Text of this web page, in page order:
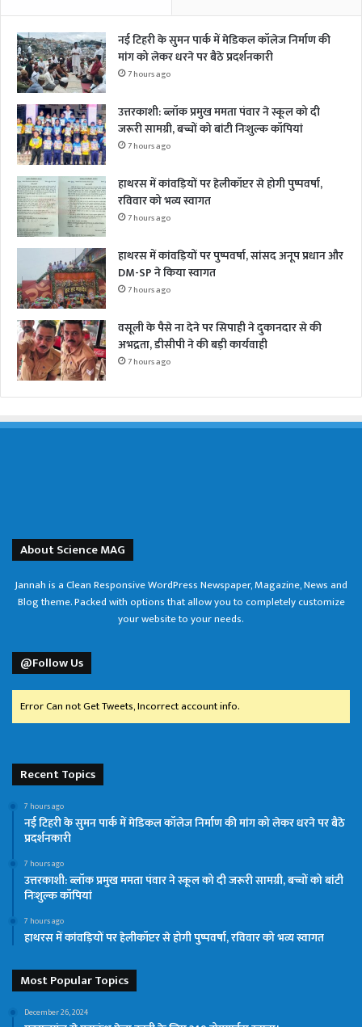
नई टिहरी के सुमन पार्क में मेडिकल कॉलेज निर्माण की
मांग को लेकर धरने पर बैठे प्रदर्शनकारी
7 hours ago
उत्तरकाशी: ब्लॉक प्रमुख ममता पंवार ने स्कूल को दी
जरूरी सामग्री, बच्चों को बांटी निःशुल्क कॉपियां
7 hours ago
हाथरस में कांवड़ियों पर हेलीकॉप्टर से होगी पुष्पवर्षा,
रविवार को भव्य स्वागत
7 hours ago
हाथरस में कांवड़ियों पर पुष्पवर्षा, सांसद अनूप प्रधान और
DM-SP ने किया स्वागत
7 hours ago
वसूली के पैसे ना देने पर सिपाही ने दुकानदार से की
अभद्रता, डीसीपी ने की बड़ी कार्यवाही
7 hours ago
About Science MAG
Jannah is a Clean Responsive WordPress Newspaper, Magazine, News and
Blog theme. Packed with options that allow you to completely customize
your website to your needs.
@Follow Us
Error Can not Get Tweets, Incorrect account info.
Recent Topics
7 hours ago
नई टिहरी के सुमन पार्क में मेडिकल कॉलेज निर्माण की मांग को लेकर धरने पर बैठे
प्रदर्शनकारी
7 hours ago
उत्तरकाशी: ब्लॉक प्रमुख ममता पंवार ने स्कूल को दी जरूरी सामग्री, बच्चों को बांटी
निःशुल्क कॉपियां
7 hours ago
हाथरस में कांवड़ियों पर हेलीकॉप्टर से होगी पुष्पवर्षा, रविवार को भव्य स्वागत
Most Popular Topics
December 26, 2024